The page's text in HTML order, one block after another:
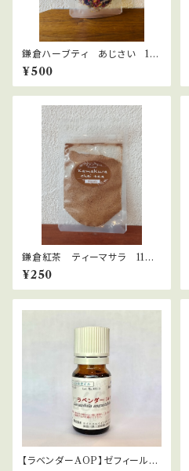
鎌倉ハーブティ あじさい 10
ｇ
¥500
鎌倉紅茶 ティーマサラ 11種
のスパイスブレンド 15ｇ ネ
パール直輸入
¥250
【ラベンダーAOP】ゼフィール